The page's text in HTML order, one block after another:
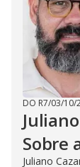
DO R7/03/10/
Sobre
Juliano